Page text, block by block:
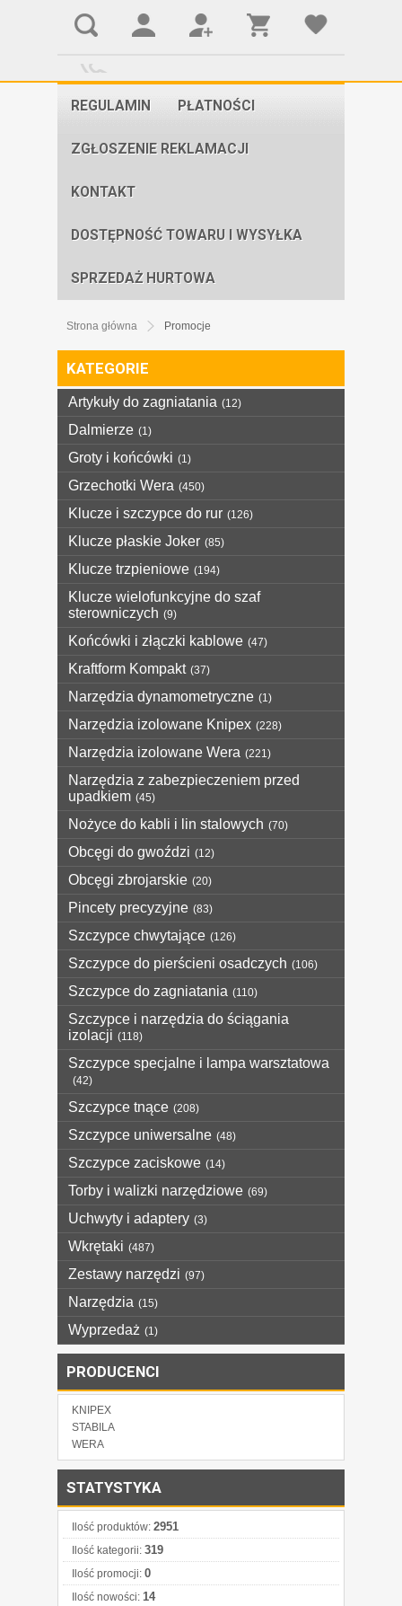
REGULAMIN PŁATNOŚCI
ZGŁOSZENIE REKLAMACJI
KONTAKT
DOSTĘPNOŚĆ TOWARU I WYSYŁKA
SPRZEDAŻ HURTOWA
Strona główna Promocje
KATEGORIE
Artykuły do zagniatania (12)
Dalmierze (1)
Groty i końcówki (1)
Grzechotki Wera (450)
Klucze i szczypce do rur (126)
Klucze płaskie Joker (85)
Klucze trzpieniowe (194)
Klucze wielofunkcyjne do szaf
sterowniczych (9)
Końcówki i złączki kablowe (47)
Kraftform Kompakt (37)
Narzędzia dynamometryczne (1)
Narzędzia izolowane Knipex (228)
Narzędzia izolowane Wera (221)
Narzędzia z zabezpieczeniem przed
upadkiem (45)
Nożyce do kabli i lin stalowych (70)
Obcęgi do gwoździ (12)
Obcęgi zbrojarskie (20)
Pincety precyzyjne (83)
Szczypce chwytające (126)
Szczypce do pierścieni osadczych (106)
Szczypce do zagniatania (110)
Szczypce i narzędzia do ściągania
izolacji (118)
Szczypce specjalne i lampa warsztatowa
(42)
Szczypce tnące (208)
Szczypce uniwersalne (48)
Szczypce zaciskowe (14)
Torby i walizki narzędziowe (69)
Uchwyty i adaptery (3)
Wkrętaki (487)
Zestawy narzędzi (97)
Narzędzia (15)
Wyprzedaż (1)
PRODUCENCI
KNIPEX
STABILA
WERA
STATYSTYKA
Ilość produktów: 2951
Ilość kategorii: 319
Ilość promocji: 0
Ilość nowości: 14